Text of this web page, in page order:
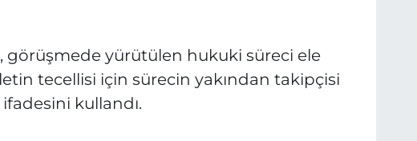
görüşmede yürütülen hukuki süreci ele
tecellisi için sürecin yakından takipçisi
kullandı.